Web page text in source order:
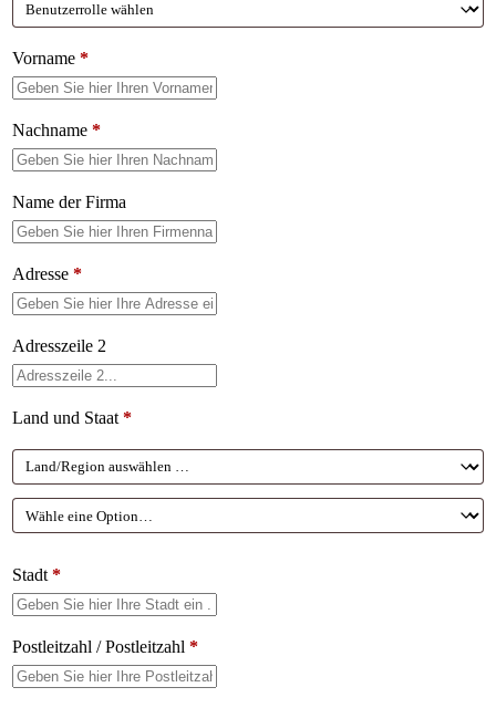
Vorname *
Nachname *
Name der Firma
Adresse *
Adresszeile 2
Land und Staat *
Stadt *
Postleitzahl / Postleitzahl *